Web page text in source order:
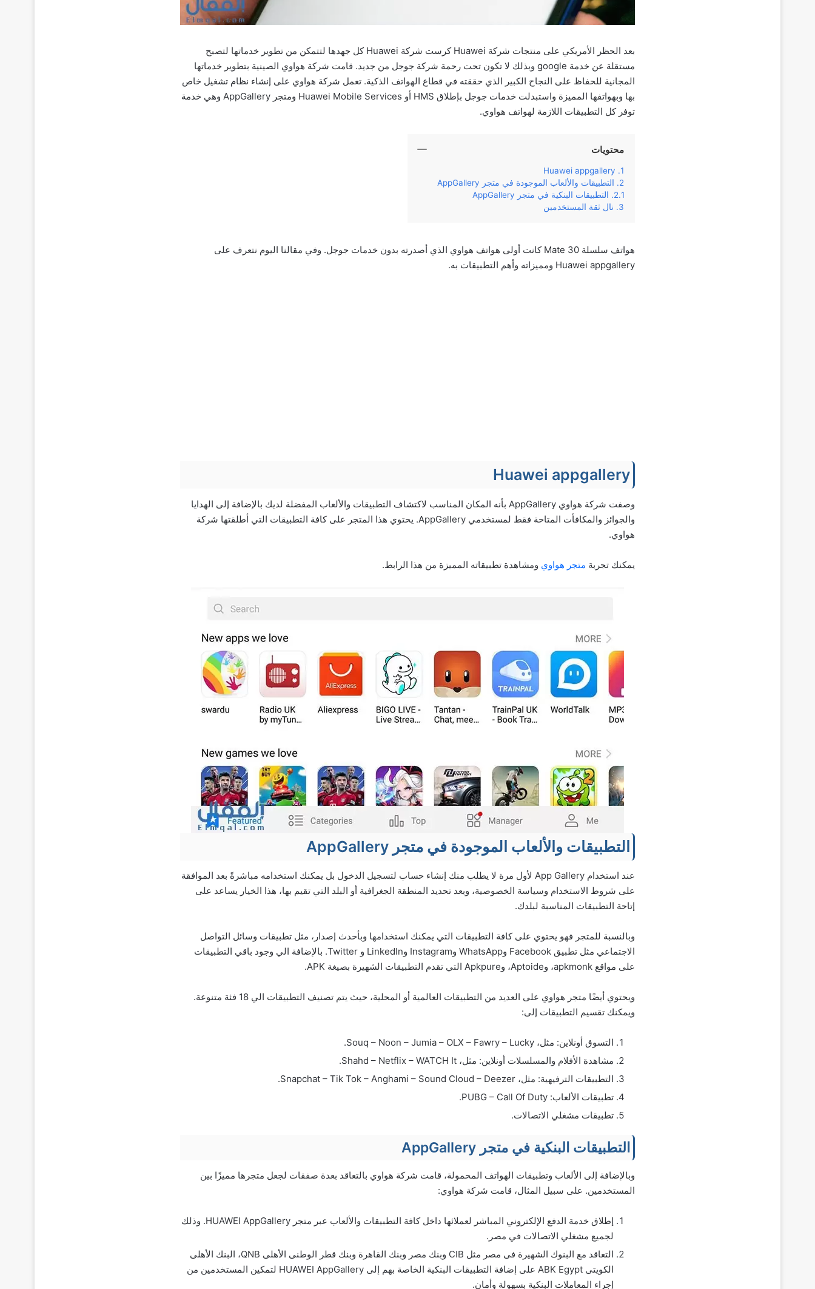
بعد الحظر الأمريكي على منتجات شركة Huawei كرست شركة Huawei كل جهدها لتتمكن من تطوير خدماتها لتصبح
مستقلة عن خدمة google وبذلك لا تكون تحت رحمة شركة جوجل من جديد. قامت شركة هواوي الصينية بتطوير خدماتها
المجانية للحفاظ على النجاح الكبير الذي حققته في قطاع الهواتف الذكية. تعمل شركة هواوي على إنشاء نظام تشغيل خاص
بها وبهواتفها المميزة واستبدلت خدمات جوجل بإطلاق HMS أو Huawei Mobile Services ومتجر AppGallery وهي خدمة
توفر كل التطبيقات اللازمة لهواتف هواوي.
محتويات
Huawei appgallery
التطبيقات والألعاب الموجودة في متجر AppGallery
التطبيقات البنكية في متجر AppGallery
نال ثقة المستخدمين
هواتف سلسلة Mate 30 كانت أولى هواتف هواوي الذي أصدرته بدون خدمات جوجل. وفي مقالنا اليوم نتعرف على
Huawei appgallery ومميزاته وأهم التطبيقات به.
Huawei appgallery
وصفت شركة هواوي AppGallery بأنه المكان المناسب لاكتشاف التطبيقات والألعاب المفضلة لديك بالإضافة إلى الهدايا
والجوائز والمكافأت المتاحة فقط لمستخدمي AppGallery. يحتوي هذا المتجر على كافة التطبيقات التي أطلقتها شركة
هواوي.
يمكنك تجربة متجر هواوي ومشاهدة تطبيقاته المميزة من هذا الرابط.
التطبيقات والألعاب الموجودة في متجر AppGallery
عند استخدام App Gallery لأول مرة لا يطلب منك إنشاء حساب لتسجيل الدخول بل يمكنك استخدامه مباشرةً بعد الموافقة
على شروط الاستخدام وسياسة الخصوصية، وبعد تحديد المنطقة الجغرافية أو البلد التي تقيم بها، هذا الخيار يساعد على
إتاحة التطبيقات المناسبة لبلدك.
وبالنسبة للمتجر فهو يحتوي على كافة التطبيقات التي يمكنك استخدامها وبأحدث إصدار، مثل تطبيقات وسائل التواصل
الاجتماعي مثل تطبيق Facebook وWhatsApp وInstagram وLinkedIn و Twitter. بالإضافة الي وجود باقي التطبيقات
على مواقع apkmonk، وAptoide، وApkpure التي تقدم التطبيقات الشهيرة بصيغة APK.
ويحتوي أيضًا متجر هواوي على العديد من التطبيقات العالمية أو المحلية، حيث يتم تصنيف التطبيقات الي 18 فئة متنوعة.
ويمكنك تقسيم التطبيقات إلى:
التسوق أونلاين: مثل، Souq – Noon – Jumia – OLX – Fawry – Lucky.
مشاهدة الأفلام والمسلسلات أونلاين: مثل، Shahd – Netflix – WATCH It.
التطبيقات الترفيهية: مثل، Snapchat – Tik Tok – Anghami – Sound Cloud – Deezer.
تطبيقات الألعاب: PUBG – Call Of Duty.
تطبيقات مشغلي الاتصالات.
التطبيقات البنكية في متجر AppGallery
وبالإضافة إلى الألعاب وتطبيقات الهواتف المحمولة، قامت شركة هواوي بالتعاقد بعدة صفقات لجعل متجرها مميزًا بين
المستخدمين. على سبيل المثال، قامت شركة هواوي:
إطلاق خدمة الدفع الإلكتروني المباشر لعملائها داخل كافة التطبيقات والألعاب عبر متجر HUAWEI AppGallery. وذلك
لجميع مشغلي الاتصالات في مصر.
التعاقد مع البنوك الشهيرة فى مصر مثل CIB وبنك مصر وبنك القاهرة وبنك قطر الوطنى الأهلى QNB، البنك الأهلى
الكويتى ABK Egypt على إضافة التطبيقات البنكية الخاصة بهم إلى HUAWEI AppGallery لتمكين المستخدمين من
إجراء المعاملات البنكية بسهولة وأمان.